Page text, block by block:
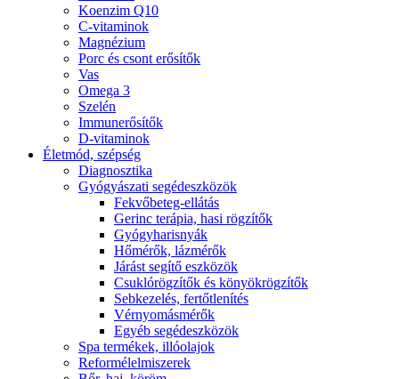
Koenzim Q10
C-vitaminok
Magnézium
Porc és csont erősítők
Vas
Omega 3
Szelén
Immunerősítők
D-vitaminok
Életmód, szépség
Diagnosztika
Gyógyászati segédeszközök
Fekvőbeteg-ellátás
Gerinc terápia, hasi rögzítők
Gyógyharisnyák
Hőmérők, lázmérők
Járást segítő eszközök
Csuklórögzítők és könyökrögzítők
Sebkezelés, fertőtlenítés
Vérnyomásmérők
Egyéb segédeszközök
Spa termékek, illóolajok
Reformélelmiszerek